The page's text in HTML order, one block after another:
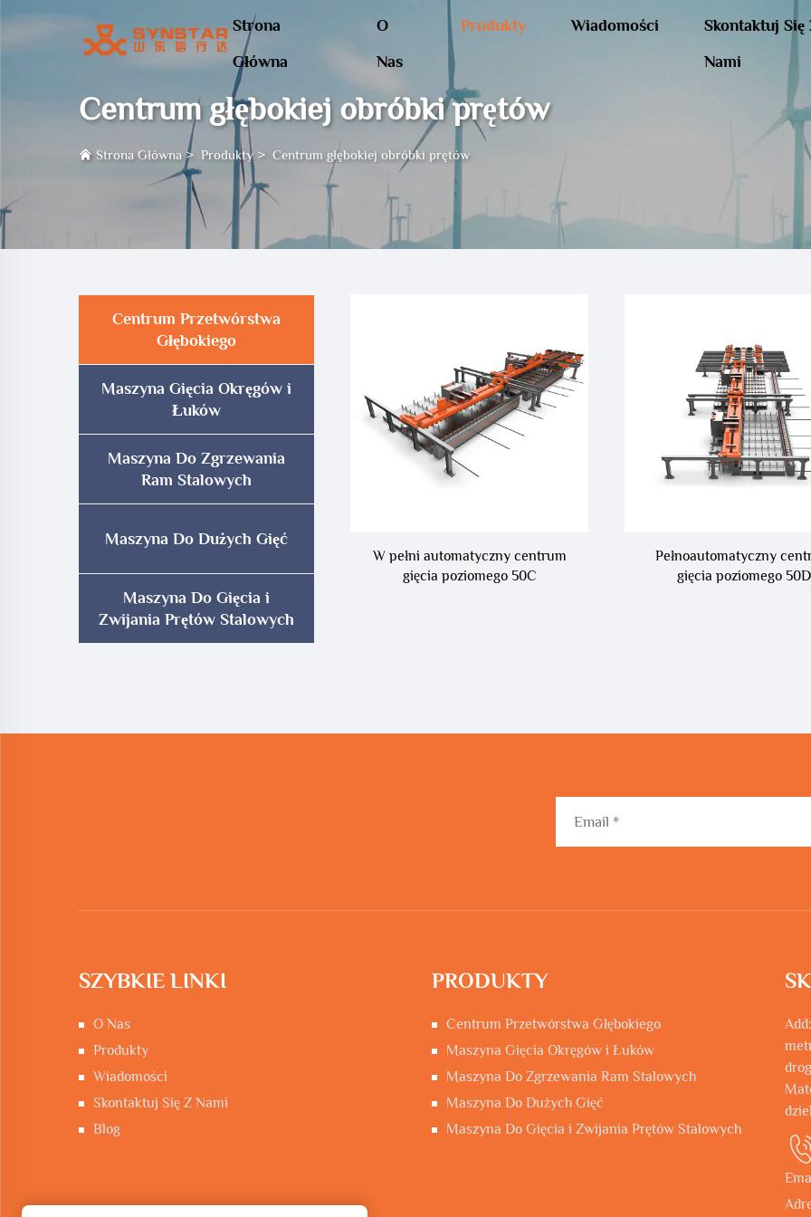
Strona
Główna
O
Nas
Produkty Wiadomości
Skontaktuj Się
Nami
Centrum głębokiej obróbki prętów
Strona Główna> Produkty > Centrum głębokiej obróbki prętów
Centrum Przetwórstwa
Głębokiego
Maszyna Gięcia Okręgów i
Łuków
Maszyna Do Zgrzewania
Ram Stalowych
Maszyna Do Dużych Gięć
Maszyna Do Gięcia i
Zwijania Prętów Stalowych
W pełni automatyczny centrum
gięcia poziomego 50C
Pełnoautomatyczny
gięcia poziomego 50D
SZYBKIE LINKI
O Nas
Produkty
Wiadomości
Skontaktuj Się Z Nami
Blog
PRODUKTY
Centrum Przetwórstwa Głębokiego
Maszyna Gięcia Okręgów i Łuków
Maszyna Do Zgrzewania Ram Stalowych
Maszyna Do Dużych Gięć
Maszyna Do Gięcia i Zwijania Prętów Stalowych